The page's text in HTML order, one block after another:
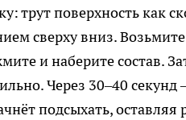
трут поверхность как
сверху вниз.
и наберите состав.
Через 30–40 секунд
подсыхать, оставляя